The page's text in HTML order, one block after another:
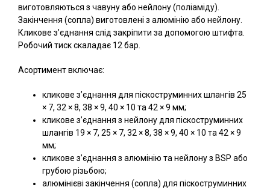
виготовляються з чавуну або нейлону (поліаміду).
Закінчення (сопла) виготовлені з алюмінію або нейлону.
Кликове з’єднання слід закріпити за допомогою штифта.
Робочий тиск скаладає 12 бар.
Асортимент включає:
кликове з’єднання для піскоструминних шлангів 25
× 7, 32 × 8, 38 × 9, 40 × 10 та 42 × 9 мм;
кликове з’єднання з нейлону для піскоструминних
шлангів 19 × 7, 25 × 7, 32 × 8, 38 × 9, 40 × 10 та 42 × 9
мм;
кликове з’єднання з алюмінію та нейлону з BSP або
грубою різьбою;
алюмінієві закінчення (сопла) для піскоструминних